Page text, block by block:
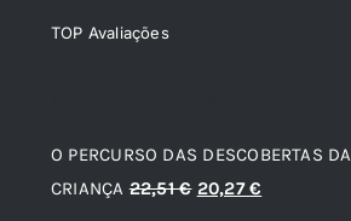
TOP Avaliações
O PERCURSO DAS DESCOBERTAS DA
CRIANÇA 22,51€ O
20,27€